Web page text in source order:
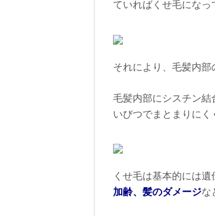
ていればくせ毛になっ
それにより、毛髪内部
毛髪内部にシスチン結
いびつでまとまりにく
くせ毛は基本的には遺
加齢、髪のダメージな